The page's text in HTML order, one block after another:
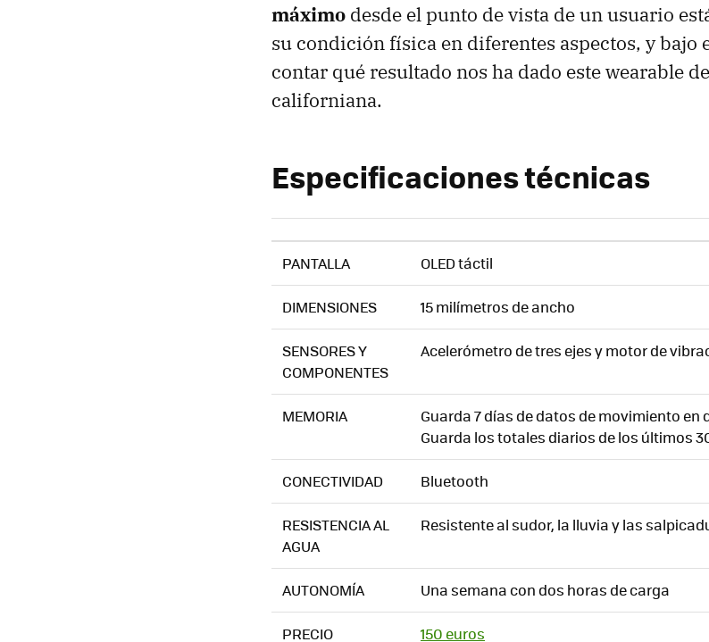
máximo desde el punto de vista de un usuario
su condición física en diferentes aspectos, y bajo
contar qué resultado nos ha dado este wearable
californiana.
Especificaciones técnicas
PANTALLA OLED táctil
DIMENSIONES 15 milímetros de ancho
SENSORES Y
COMPONENTES
Acelerómetro de tres ejes y motor de
MEMORIA
Guarda 7 días de datos de movimiento
Guarda los totales diarios de los últimos
CONECTIVIDAD Bluetooth
RESISTENCIA AL
AGUA
Resistente al sudor, la lluvia y las
AUTONOMÍA Una semana con dos horas de carga
PRECIO 150 euros